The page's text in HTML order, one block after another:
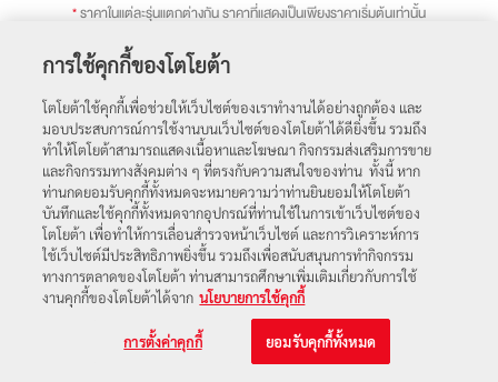
*ราคาในแต่ละรุ่นแตกต่างกัน ราคาที่แสดงเป็นเพียงราคาเริ่มต้นเท่านั้น
ถัดไป
โปรโมชัน ตารางราคา
การใช้คุกกี้ของโตโยต้า
โตโยต้าใช้คุกกี้เพื่อช่วยให้เว็บไซต์ของเราทำงานได้อย่างถูกต้อง และ
มอบประสบการณ์การใช้งานบนเว็บไซต์ของโตโยต้าได้ดียิ่งขึ้น รวมถึง
ทำให้โตโยต้าสามารถแสดงเนื้อหาและโฆษณา กิจกรรมส่งเสริมการขาย
และกิจกรรมทางสังคมต่าง ๆ ที่ตรงกับความสนใจของท่าน ทั้งนี้ หาก
ท่านกดยอมรับคุกกี้ทั้งหมดจะหมายความว่าท่านยินยอมให้โตโยต้า
บันทึกและใช้คุกกี้ทั้งหมดจากอุปกรณ์ที่ท่านใช้ในการเข้าเว็บไซต์ของ
โตโยต้า เพื่อทำให้การเลื่อนสำรวจหน้าเว็บไซต์ และการวิเคราะห์การ
ใช้เว็บไซต์มีประสิทธิภาพยิ่งขึ้น รวมถึงเพื่อสนับสนุนการทำกิจกรรม
ทางการตลาดของโตโยต้า ท่านสามารถศึกษาเพิ่มเติมเกี่ยวกับการใช้
งานคุกกี้ของโตโยต้าได้จาก นโยบายการใช้คุกกี้
การตั้งค่าคุกกี้ ยอมรับคุกกี้ทั้งหมด